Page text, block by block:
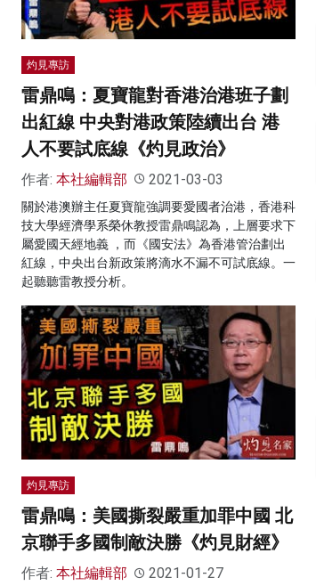
灼見專訪
雷鼎鳴：夏寶龍對香港治港班子劃
出紅線 中央對港政策陸續出台 港
人不要試底線《灼見政治》
作者: 本社編輯部 2021-03-03
關於港澳辦主任夏寶龍強調要愛國者治港，香港科
技大學經濟學系榮休教授雷鼎鳴認為，上層要求下
屬愛國天經地義 ，而《國安法》為香港管治劃出
紅線，中央出台新政策將滴水不漏不可試底線。一
起聽聽雷教授分析。
灼見專訪
雷鼎鳴：美國撕裂嚴重加罪中國 北
京聯手多國制敵決勝《灼見財經》
作者: 本社編輯部 2021-01-27